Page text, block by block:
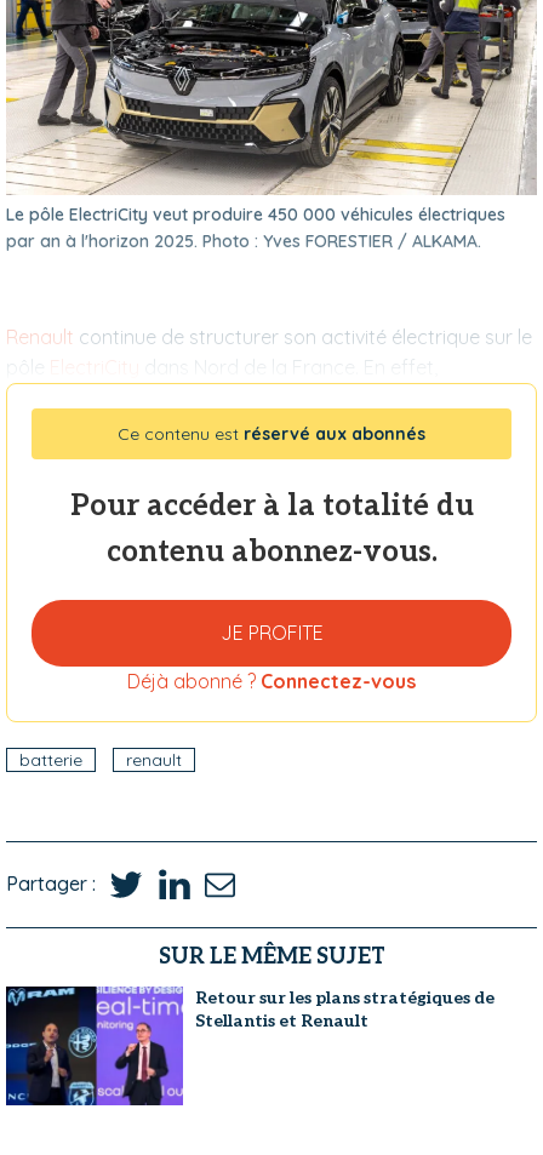
Le pôle ElectriCity veut produire 450 000 véhicules électriques
par an à l'horizon 2025. Photo : Yves FORESTIER / ALKAMA.
Renault continue de structurer son activité électrique sur le
pôle
dans Nord de la France. En effet,
Ce contenu est réservé aux abonnés
Pour accéder à la totalité du
contenu abonnez-vous.
JE PROFITE
Déjà abonné ? Connectez-vous
batterie renault
Partager :
SUR LE MÊME SUJET
Retour sur les plans stratégiques de
Stellantis et Renault